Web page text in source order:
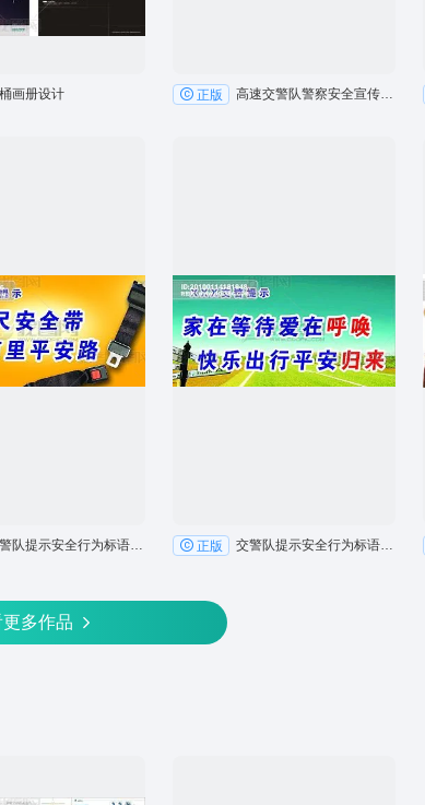
画册设计 正版 高速交警队警察安全宣传户外广告牌
交警队提示安全行为标语户外展板广告 正版 交警队提示安全行为标语户外展板广告
多作品